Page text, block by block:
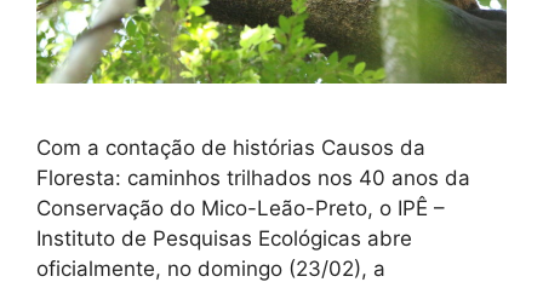
Com a contação de histórias Causos da
Floresta: caminhos trilhados nos 40 anos da
Conservação do Mico-Leão-Preto, o IPÊ –
Instituto de Pesquisas Ecológicas abre
oficialmente, no domingo (23/02), a